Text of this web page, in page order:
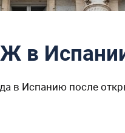
в
в Испанию после